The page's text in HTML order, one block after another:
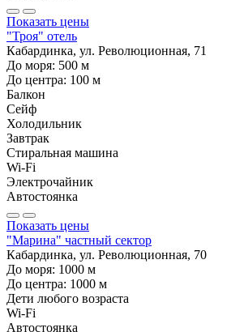
Показать цены
"Троя" отель
Кабардинка, ул. Революционная, 71
До моря: 500 м
До центра: 100 м
Балкон
Сейф
Холодильник
Завтрак
Стиральная машина
Wi-Fi
Электрочайник
Автостоянка
Показать цены
"Марина" частный сектор
Кабардинка, ул. Революционная, 70
До моря: 1000 м
До центра: 1000 м
Дети любого возраста
Wi-Fi
Автостоянка